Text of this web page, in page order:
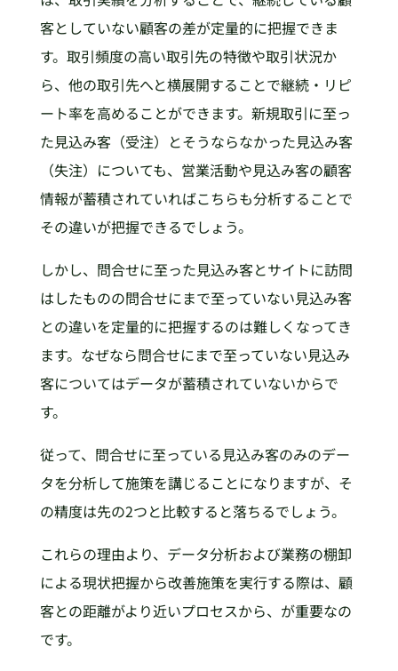
客としていない顧客の差が定量的に把握できま
す。取引頻度の高い取引先の特徴や取引状況か
ら、他の取引先へと横展開することで継続・リピ
ート率を高めることができます。新規取引に至っ
た見込み客（受注）とそうならなかった見込み客
（失注）についても、営業活動や見込み客の顧客
情報が蓄積されていればこちらも分析することで
その違いが把握できるでしょう。
しかし、問合せに至った見込み客とサイトに訪問
はしたものの問合せにまで至っていない見込み客
との違いを定量的に把握するのは難しくなってき
ます。なぜなら問合せにまで至っていない見込み
客についてはデータが蓄積されていないからで
す。
従って、問合せに至っている見込み客のみのデー
タを分析して施策を講じることになりますが、そ
の精度は先の2つと比較すると落ちるでしょう。
これらの理由より、データ分析および業務の棚卸
による現状把握から改善施策を実行する際は、顧
客との距離がより近いプロセスから、が重要なの
です。